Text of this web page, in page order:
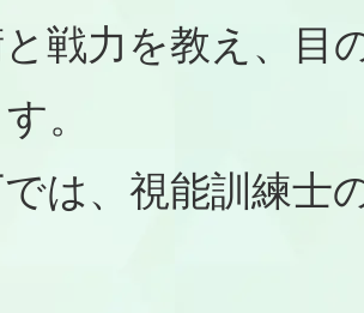
戦力を教え、目
。
では、視能訓練士